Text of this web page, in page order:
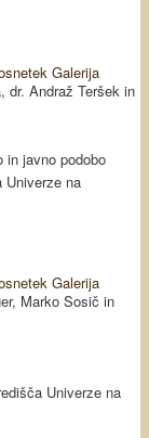
Galerija
dr. Andraž Teršek in
in javno podobo
Univerze na
Galerija
Marko Sosič in
Univerze na